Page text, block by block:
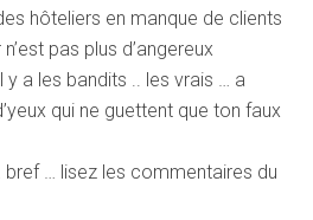
hôteliers en manque de clients
pas plus d’angereux
y a les bandits .. les vrais … a
qui ne guettent que ton faux
… lisez les commentaires du